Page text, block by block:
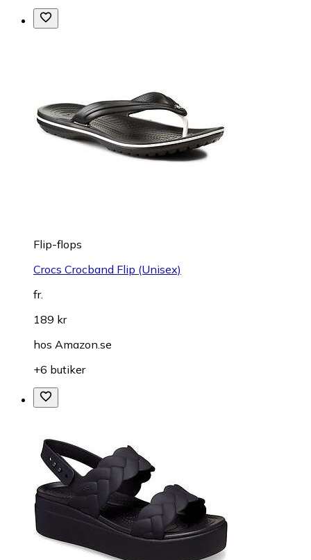
Flip-flops
Crocs Crocband Flip (Unisex)
fr.
189 kr
hos Amazon.se
+6 butiker